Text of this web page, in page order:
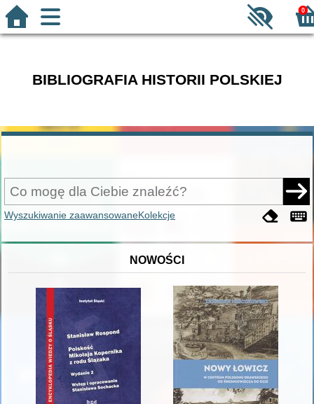
0
BIBLIOGRAFIA HISTORII POLSKIEJ
Wyszukiwanie zaawansowaneKolekcje
NOWOŚCI